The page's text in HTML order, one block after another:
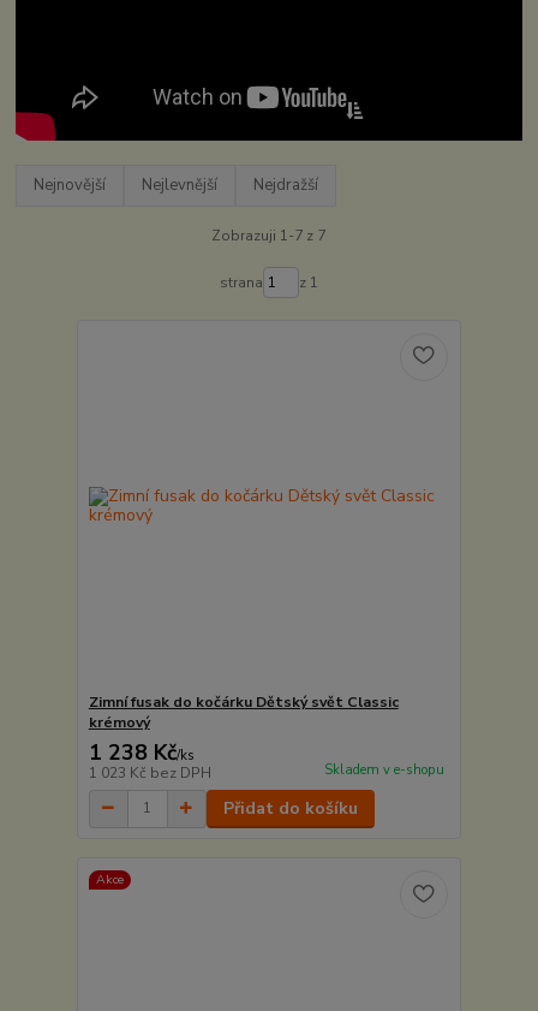
Upřesnit parametry
Nejnovější Nejlevnější Nejdražší
Zobrazuji 1-7 z 7
strana z 1
Zimní fusak do kočárku Dětský svět Classic
krémový
1 238 Kč/ks
1 023 Kč bez DPH Skladem v e-shopu
Přidat do košíku
Akce